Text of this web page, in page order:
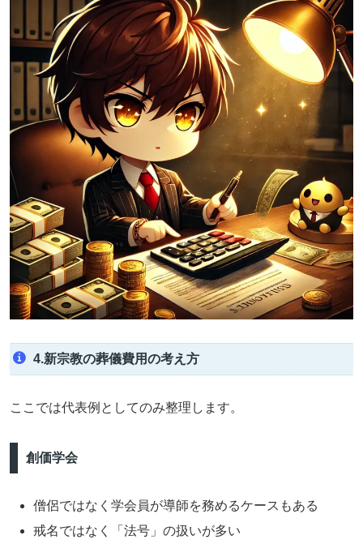
4.新宗教の葬儀費用の考え方
ここでは代表例としてのみ整理します。
創価学会
僧侶ではなく学会員が導師を務めるケースもある
戒名ではなく「法号」の扱いが多い